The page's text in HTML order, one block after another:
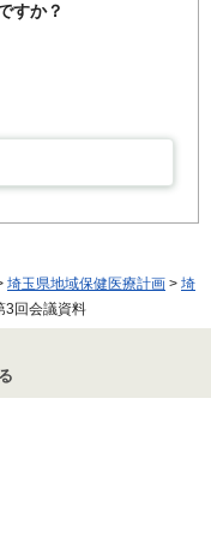
すか？
埼玉県地域保健医療計画 > 埼
3回会議資料